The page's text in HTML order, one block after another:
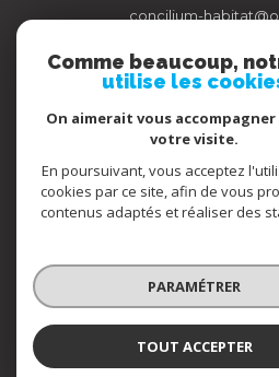
concilium-
© 2026 | Tous droits réservés |
Google |
Comme beaucoup,
utilise les
On aimerait vous
votre visite.
En poursuivant, vous acceptez
cookies par ce site, afin de vous
contenus adaptés et réaliser des
PARAMÉTRER
TOUT ACCEPTER